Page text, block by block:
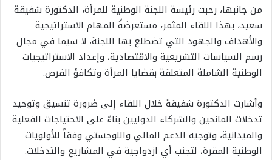
من جانبها، رحبت رئيسة اللجنة الوطنية للمرأة، الدكتورة شفيقة
سعيد، بهذا اللقاء المثمر، مستعرضةً المهام الاستراتيجية
والأهداف والجهود التي تضطلع بها اللجنة، لا سيما في مجال
رسم السياسات التشريعية والاقتصادية، وإعداد الاستراتيجيات
الوطنية الشاملة المتعلقة بقضايا المرأة وتكافؤ الفرص.
وأشارت الدكتورة شفيقة خلال اللقاء إلى ضرورة تنسيق وتوحيد
تدخلات المانحين والشركاء الدوليين بناءً على الاحتياجات الفعلية
والميدانية، وتوجيه الدعم المالي واللوجستي وفقاً للأولويات
الوطنية المقرة، لتجنب أي ازدواجية في المشاريع والتدخلات.